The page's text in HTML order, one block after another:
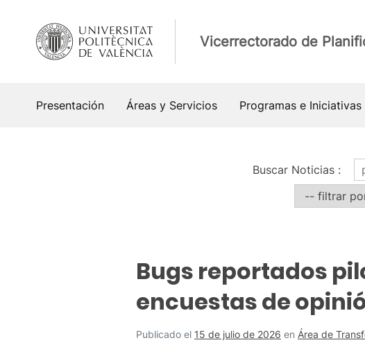
contenido
Vicerrectorado de
Presentación Áreas y Servicios Programas e Iniciativas
Buscar Noticias :
Bugs reportados
encuestas de
Publicado el 15 de julio de 2026 en Área de